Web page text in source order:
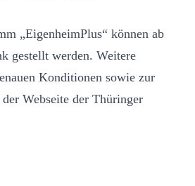
„EigenheimPlus“ können ab
gestellt werden. Weitere
Konditionen sowie zur
Webseite der Thüringer